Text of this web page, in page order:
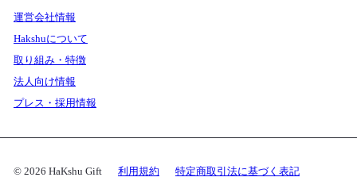
運営会社情報
Hakshuについて
取り組み・特徴
法人向け情報
プレス・採用情報
© 2026 HaKshu Gift 利用規約 特定商取引法に基づく表記